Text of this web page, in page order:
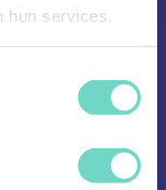
services.